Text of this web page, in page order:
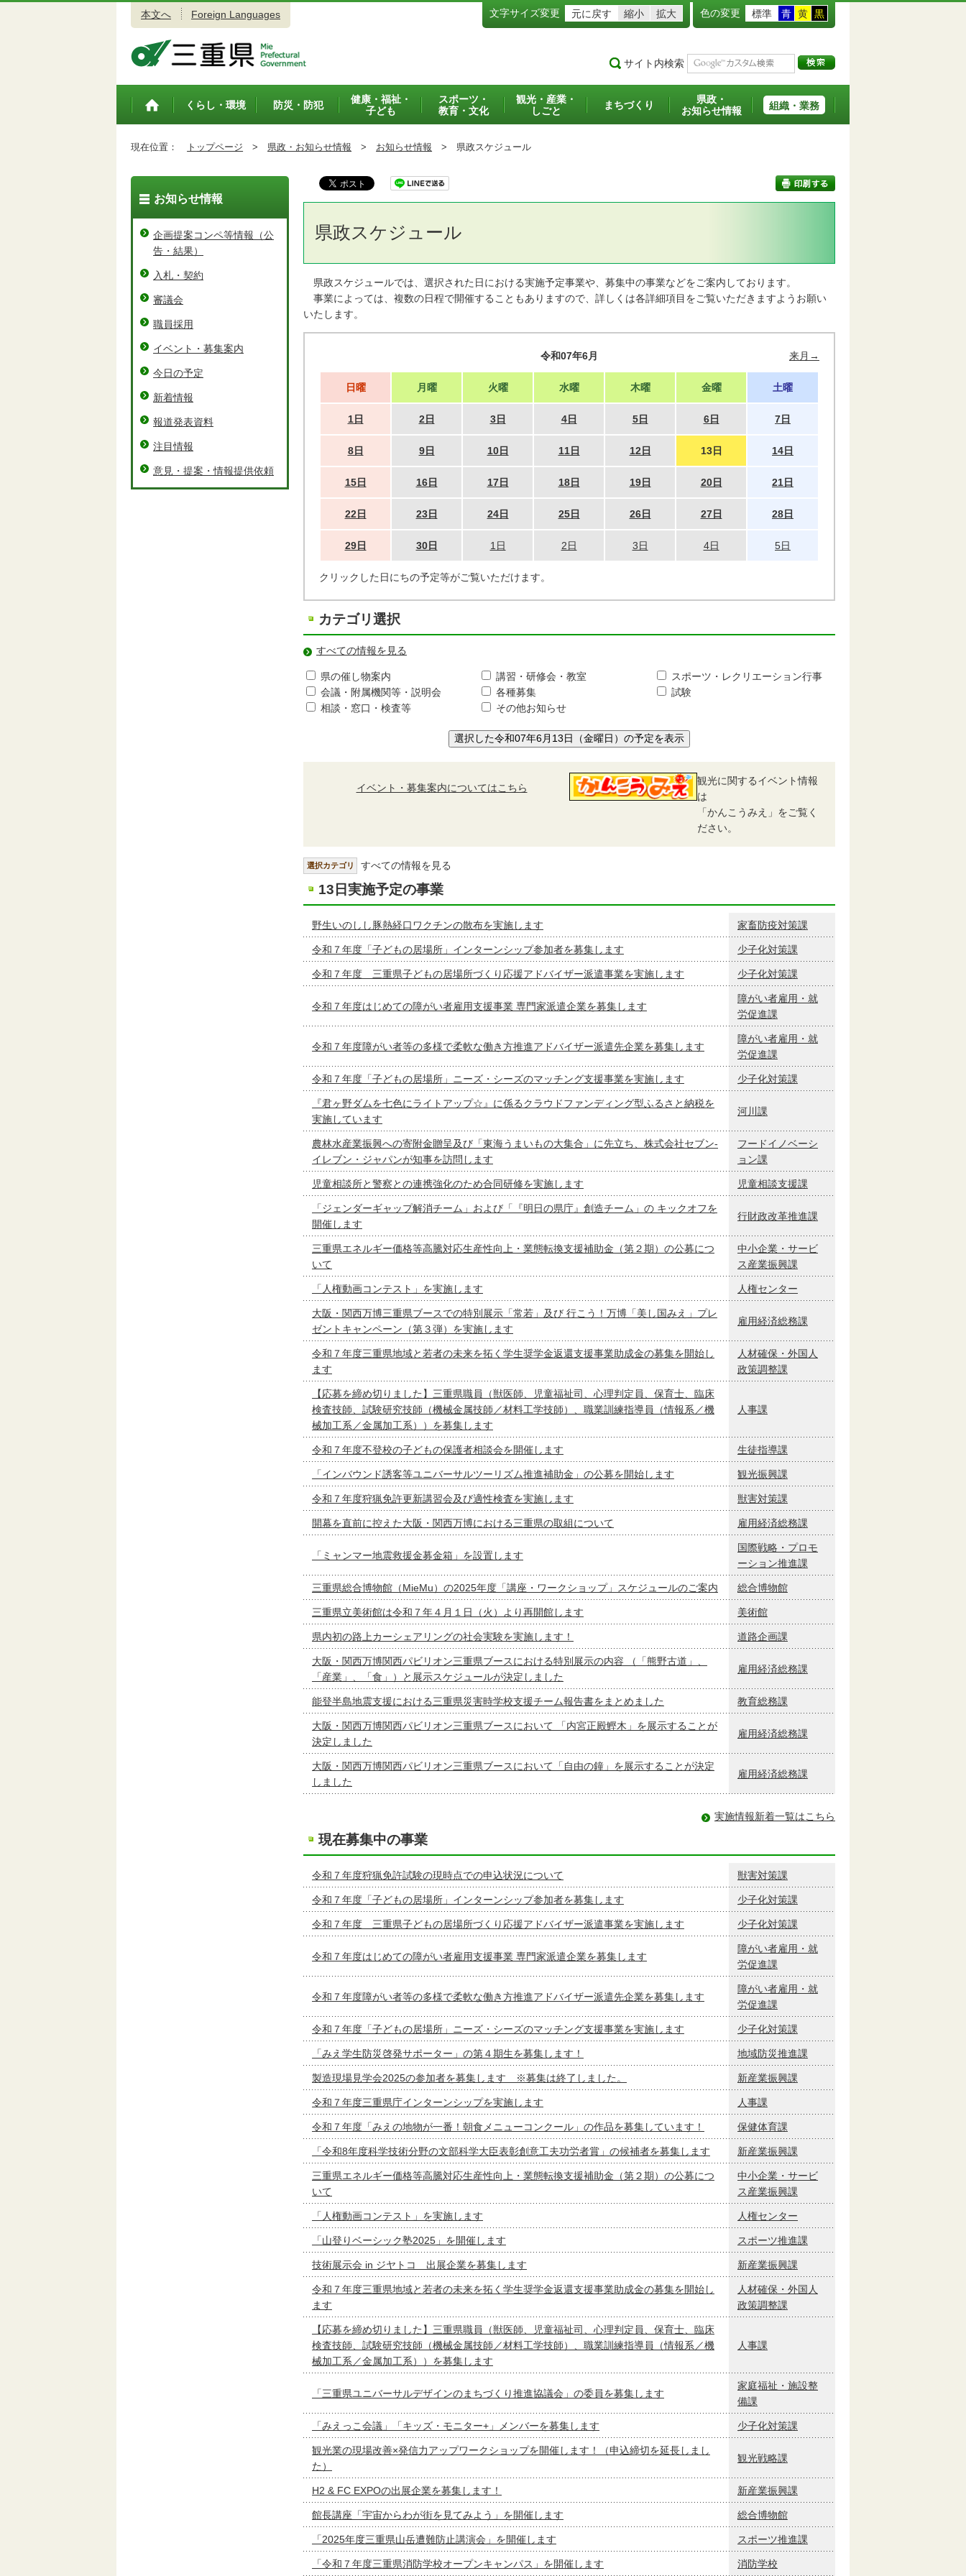
本文へ Foreign Languages 文字サイズ変更 元に戻す 縮小 拡大 色の変更 標準 青 黄 黒
サイト内検索
トップペ
くらし・環境 防災・防犯
健康・福祉・
子ども
スポーツ・
教育・文化
観光・産業・
しごと
まちづくり
県政・
お知らせ情報
組織・業務
現在位置： トップページ > 県政・お知らせ情報 > お知らせ情報 > 県政スケジュール
県政スケジュール
県政スケジュールでは、選択された日における実施予定事業や、募集中の事業などをご案内しております。
事業によっては、複数の日程で開催することもありますので、詳しくは各詳細項目をご覧いただきますようお願い
いたします。
令和07年6月 来月→
日曜 月曜 火曜 水曜 木曜 金曜 土曜
1日 2日 3日 4日 5日 6日 7日
8日 9日 10日 11日 12日 13日 14日
15日 16日 17日 18日 19日 20日 21日
22日 23日 24日 25日 26日 27日 28日
29日 30日 1日 2日 3日 4日 5日
クリックした日にちの予定等がご覧いただけます。
カテゴリ選択
すべての情報を見る
県の催し物案内 講習・研修会・教室
スポーツ・レクリエーション行事
会議・附属機関等・説明会
各種募集
試験
相談・窓口・検査等
その他お知らせ
選択した令和07年6月13日（金曜日）の予定を表示
イベント・募集案内についてはこちら
観光に関するイベント情報
は
「かんこうみえ」をご覧く
ださい。
選択カテゴリ すべての情報を見る
13日実施予定の事業
野生いのしし豚熱経口ワクチンの散布を実施します 家畜防疫対策課
令和７年度「子どもの居場所」インターンシップ参加者を募集します 少子化対策課
令和７年度 三重県子どもの居場所づくり応援アドバイザー派遣事業を実施します 少子化対策課
令和７年度はじめての障がい者雇用支援事業 専門家派遣企業を募集します
障がい者雇用・就
労促進課
令和７年度障がい者等の多様で柔軟な働き方推進アドバイザー派遣先企業を募集します
障がい者雇用・就
労促進課
令和７年度「子どもの居場所」ニーズ・シーズのマッチング支援事業を実施します 少子化対策課
『君ヶ野ダムを七色にライトアップ☆』に係るクラウドファンディング型ふるさと納税を
実施しています
河川課
農林水産業振興への寄附金贈呈及び「東海うまいもの大集合」に先立ち、株式会社セブン-
イレブン・ジャパンが知事を訪問します
フードイノベーシ
ョン課
児童相談所と警察との連携強化のため合同研修を実施します 児童相談支援課
「ジェンダーギャップ解消チーム」および「『明日の県庁』創造チーム」の キックオフを
開催します
行財政改革推進課
三重県エネルギー価格等高騰対応生産性向上・業態転換支援補助金（第２期）の公募につ
いて
中小企業・サービ
ス産業振興課
「人権動画コンテスト」を実施します 人権センター
大阪・関西万博三重県ブースでの特別展示「常若」及び 行こう！万博「美し国みえ」プレ
ゼントキャンペーン（第３弾）を実施します
雇用経済総務課
令和７年度三重県地域と若者の未来を拓く学生奨学金返還支援事業助成金の募集を開始し
ます
人材確保・外国人
政策調整課
【応募を締め切りました】三重県職員（獣医師、児童福祉司、心理判定員、保育士、臨床
検査技師、試験研究技師（機械金属技師／材料工学技師）、職業訓練指導員（情報系／機
械加工系／金属加工系））を募集します
人事課
令和７年度不登校の子どもの保護者相談会を開催します 生徒指導課
「インバウンド誘客等ユニバーサルツーリズム推進補助金」の公募を開始します 観光振興課
令和７年度狩猟免許更新講習会及び適性検査を実施します 獣害対策課
開幕を直前に控えた大阪・関西万博における三重県の取組について 雇用経済総務課
「ミャンマー地震救援金募金箱」を設置します
国際戦略・プロモ
ーション推進課
三重県総合博物館（MieMu）の2025年度「講座・ワークショップ」スケジュールのご案内 総合博物館
三重県立美術館は令和７年４月１日（火）より再開館します 美術館
県内初の路上カーシェアリングの社会実験を実施します！ 道路企画課
大阪・関西万博関西パビリオン三重県ブースにおける特別展示の内容 （「熊野古道」、
「産業」、「食」）と展示スケジュールが決定しました
雇用経済総務課
能登半島地震支援における三重県災害時学校支援チーム報告書をまとめました 教育総務課
大阪・関西万博関西パビリオン三重県ブースにおいて 「内宮正殿鰹木」を展示することが
決定しました
雇用経済総務課
大阪・関西万博関西パビリオン三重県ブースにおいて「自由の鐘」を展示することが決定
しました
雇用経済総務課
実施情報新着一覧はこちら
現在募集中の事業
令和７年度狩猟免許試験の現時点での申込状況について 獣害対策課
令和７年度「子どもの居場所」インターンシップ参加者を募集します 少子化対策課
令和７年度 三重県子どもの居場所づくり応援アドバイザー派遣事業を実施します 少子化対策課
令和７年度はじめての障がい者雇用支援事業 専門家派遣企業を募集します
障がい者雇用・就
労促進課
令和７年度障がい者等の多様で柔軟な働き方推進アドバイザー派遣先企業を募集します
障がい者雇用・就
労促進課
令和７年度「子どもの居場所」ニーズ・シーズのマッチング支援事業を実施します 少子化対策課
「みえ学生防災啓発サポーター」の第４期生を募集します！ 地域防災推進課
製造現場見学会2025の参加者を募集します ※募集は終了しました。 新産業振興課
令和７年度三重県庁インターンシップを実施します 人事課
令和７年度「みえの地物が一番！朝食メニューコンクール」の作品を募集しています！ 保健体育課
「令和8年度科学技術分野の文部科学大臣表彰創意工夫功労者賞」の候補者を募集します 新産業振興課
三重県エネルギー価格等高騰対応生産性向上・業態転換支援補助金（第２期）の公募につ
いて
中小企業・サービ
ス産業振興課
「人権動画コンテスト」を実施します 人権センター
「山登りベーシック塾2025」を開催します スポーツ推進課
技術展示会 in ジヤトコ 出展企業を募集します 新産業振興課
令和７年度三重県地域と若者の未来を拓く学生奨学金返還支援事業助成金の募集を開始し
ます
人材確保・外国人
政策調整課
【応募を締め切りました】三重県職員（獣医師、児童福祉司、心理判定員、保育士、臨床
検査技師、試験研究技師（機械金属技師／材料工学技師）、職業訓練指導員（情報系／機
械加工系／金属加工系））を募集します
人事課
「三重県ユニバーサルデザインのまちづくり推進協議会」の委員を募集します
家庭福祉・施設整
備課
「みえっこ会議」「キッズ・モニター+」メンバーを募集します 少子化対策課
観光業の現場改善×発信力アップワークショップを開催します！（申込締切を延長しまし
た）
観光戦略課
H2 & FC EXPOの出展企業を募集します！ 新産業振興課
館長講座「宇宙からわが街を見てみよう」を開催します 総合博物館
「2025年度三重県山岳遭難防止講演会」を開催します スポーツ推進課
「令和７年度三重県消防学校オープンキャンパス」を開催します 消防学校
お知らせ情報
企画提案コンペ等情報（公
告・結果）
入札・契約
審議会
職員採用
イベント・募集案内
今日の予定
新着情報
報道発表資料
注目情報
意見・提案・情報提供依頼